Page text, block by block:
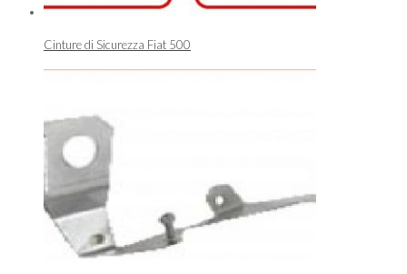
Cinture di Sicurezza Fiat 500